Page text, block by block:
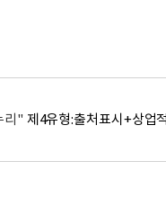
리" 제4유형:출처표시+상업